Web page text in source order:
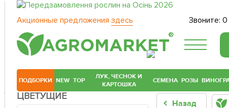
Акционные предложения здесь Звоните:0
®
ПОДБОРКИ NEW TOP
ЛУК, ЧЕСНОК И
КАРТОШКА
СЕМЕНА РОЗЫ
ЦВЕТУЩИЕ
Назад